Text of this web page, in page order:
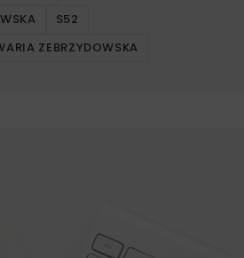
S52
ZEBRZYDOWSKA